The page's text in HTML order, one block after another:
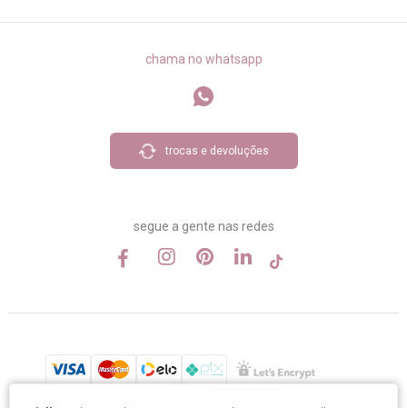
chama no whatsapp
trocas e devoluções
segue a gente nas redes